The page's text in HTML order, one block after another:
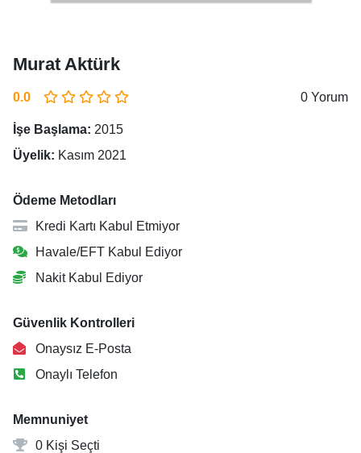
Murat Aktürk
0.0 0 Yorum
İşe Başlama: 2015
Üyelik: Kasım 2021
Ödeme Metodları
Kredi Kartı Kabul Etmiyor
Havale/EFT Kabul Ediyor
Nakit Kabul Ediyor
Güvenlik Kontrolleri
Onaysız E-Posta
Onaylı Telefon
Memnuniyet
0 Kişi Seçti